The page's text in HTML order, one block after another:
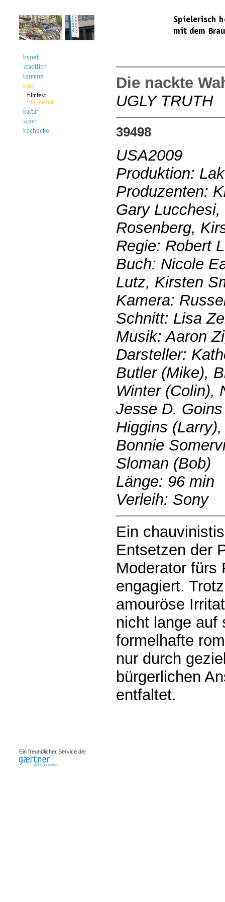
Die nackte
UGLY TRUTH
39498
USA2009
Produktion:
Produzenten:
Gary
Rosenberg,
Regie: Robert
Buch: Nicole
Lutz, Kirsten
Kamera:
Schnitt: Lisa
Musik: Aaron
Darsteller:
Butler (Mike),
Winter (Colin),
Jesse D.
Higgins
Bonnie
Sloman (Bob)
Länge: 96 min
Verleih: Sony
Ein
Entsetzen der
Moderator fürs
engagiert.
amouröse
nicht lange auf
formelhafte
nur durch
bürgerlichen
entfaltet.
Ein freundlicher Service der